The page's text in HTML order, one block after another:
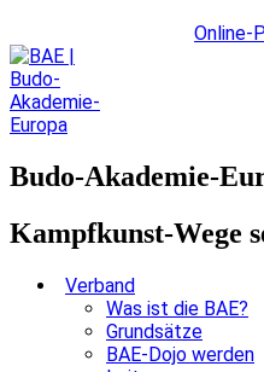
Online-
Budo-Akademie-
Kampfkunst-Wege
Verband
Was ist die BAE?
Grundsätze
BAE-Dojo werden